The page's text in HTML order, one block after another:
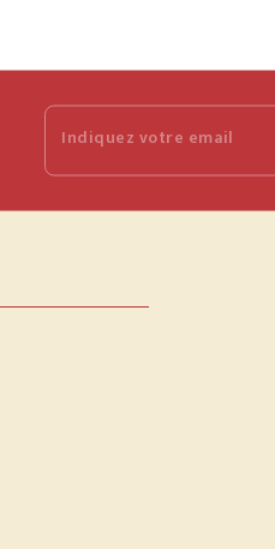
Indiquez votre email